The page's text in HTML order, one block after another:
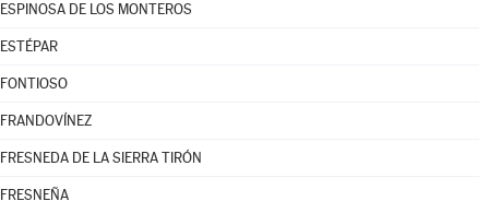
ESPINOSA DE LOS MONTEROS
ESTÉPAR
FONTIOSO
FRANDOVÍNEZ
FRESNEDA DE LA SIERRA TIRÓN
FRESNEÑA